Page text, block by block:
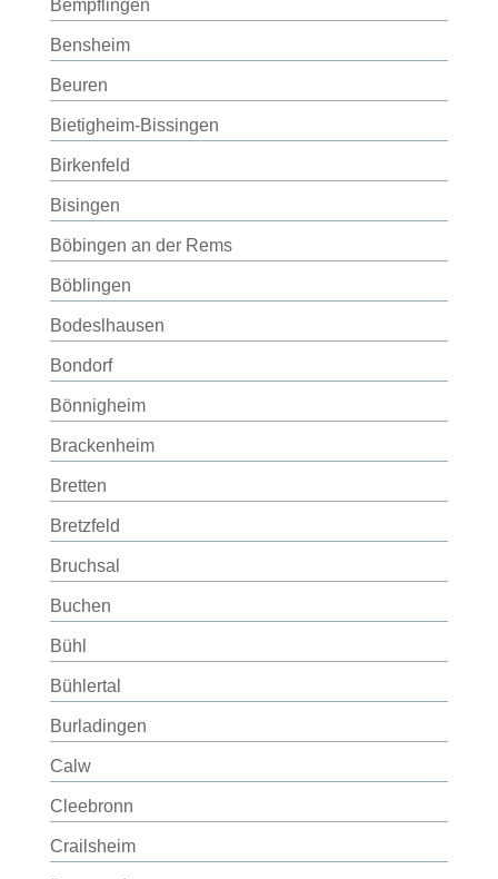
Bempflingen
Bensheim
Beuren
Bietigheim-Bissingen
Birkenfeld
Bisingen
Böbingen an der Rems
Böblingen
Bodeslhausen
Bondorf
Bönnigheim
Brackenheim
Bretten
Bretzfeld
Bruchsal
Buchen
Bühl
Bühlertal
Burladingen
Calw
Cleebronn
Crailsheim